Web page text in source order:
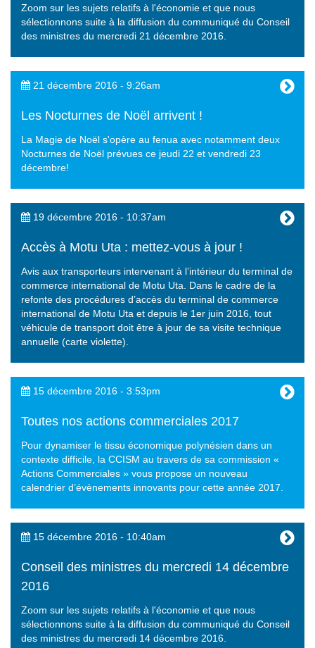
Zoom sur les sujets relatifs à l'économie et que nous
sélectionnons suite à la diffusion du communiqué du Conseil
des ministres du mercredi 21 décembre 2016.
21 décembre 2016 - 9:26am
Les Nocturnes de Noël arrivent !
La Magie de Noël s'opère au fenua avec notamment deux
Nocturnes de Noël prévues ce jeudi 22 et vendredi 23
décembre!
19 décembre 2016 - 10:37am
Accès à Motu Uta : mettez-vous à jour !
Avis aux transporteurs intervenant à l’intérieur du terminal de
commerce international de Motu Uta. Dans le cadre de la
refonte des procédures d’accès du terminal de commerce
international de Motu Uta et depuis le 1er juin 2016, tout
véhicule de transport doit être à jour de sa visite technique
annuelle (carte violette).
15 décembre 2016 - 3:53pm
Toutes nos actions commerciales 2017
Pour dynamiser le tissu économique polynésien dans un
contexte difficile, la CCISM au travers de sa commission «
Actions Commerciales » vous propose un nouveau
calendrier d’évènements innovants pour cette année 2017.
15 décembre 2016 - 10:40am
Conseil des ministres du mercredi 14 décembre
2016
Zoom sur les sujets relatifs à l'économie et que nous
sélectionnons suite à la diffusion du communiqué du Conseil
des ministres du mercredi 14 décembre 2016.